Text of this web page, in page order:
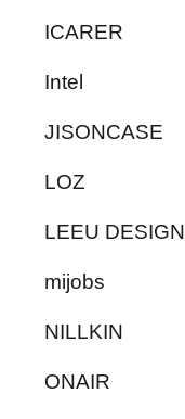
ICARER
Intel
JISONCASE
LOZ
LEEU DESIGN
mijobs
NILLKIN
ONAIR